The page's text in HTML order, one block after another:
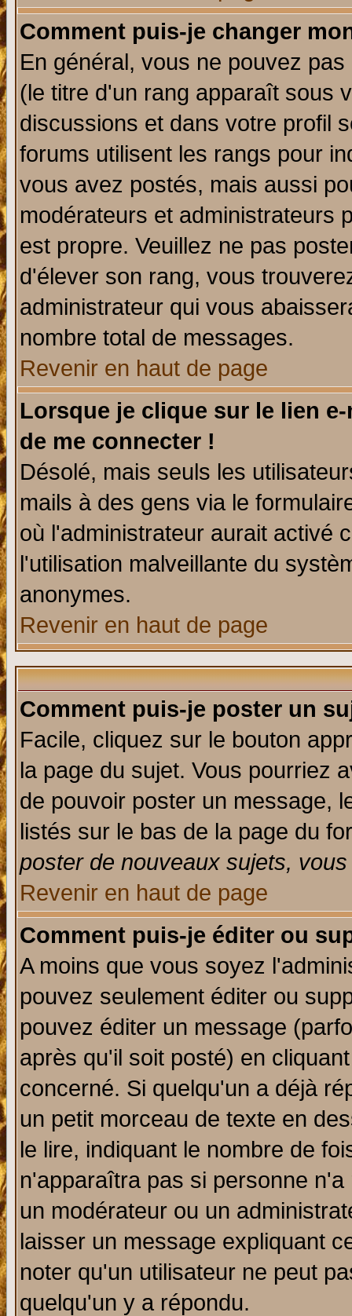
Comment puis-je changer
En général, vous ne pouvez
(le titre d'un rang apparaît sous
discussions et dans votre profil
forums utilisent les rangs pour
vous avez postés, mais aussi
modérateurs et administrateurs
est propre. Veuillez ne pas
d'élever son rang, vous
administrateur qui vous
nombre total de messages.
Revenir en haut de page
Lorsque je clique sur le lien
de me connecter !
Désolé, mais seuls les
mails à des gens via le
où l'administrateur aurait activé
l'utilisation malveillante du
anonymes.
Revenir en haut de page
Comment puis-je poster un
Facile, cliquez sur le bouton
la page du sujet. Vous pourriez
de pouvoir poster un message,
listés sur le bas de la page du
poster de nouveaux sujets,
Revenir en haut de page
Comment puis-je éditer ou
A moins que vous soyez
pouvez seulement éditer ou
pouvez éditer un message
après qu'il soit posté) en
concerné. Si quelqu'un a déjà
un petit morceau de texte en
le lire, indiquant le nombre de
n'apparaîtra pas si personne
un modérateur ou un
laisser un message expliquant
noter qu'un utilisateur ne peut
quelqu'un y a répondu.